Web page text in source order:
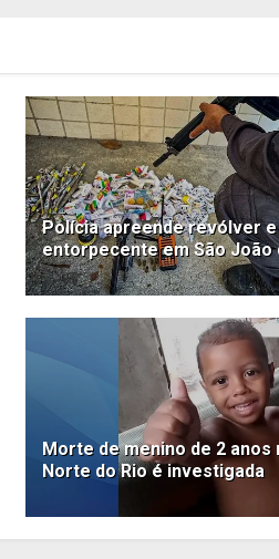
Polícia apreende revólver
entorpecente em São João
Morte de menino de 2 anos
Norte do Rio é investigada